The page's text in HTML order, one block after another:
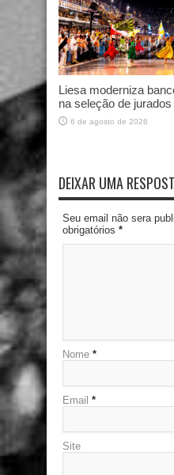
Liesa moderniza
na seleção de
6 de agosto de 2026
DEIXAR UMA
Seu email não sera
obrigatórios *
Nome *
Email *
Site